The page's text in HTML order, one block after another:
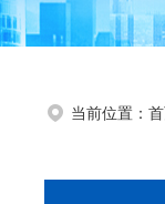
当前位置：